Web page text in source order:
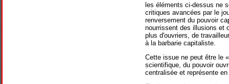
les éléments ci-dessus ne
critiques avancées par le
renversement du pouvoir
nourrissent des illusions et
plus d'ouvriers, de
à la barbarie capitaliste.
Cette issue ne peut être le
scientifique, du pouvoir
centralisée et représente